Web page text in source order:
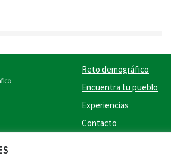
Reto demográfico
Encuentra tu pueblo
Experiencias
Contacto